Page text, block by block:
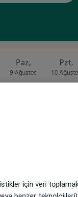
Paz,
9 Ağustos
Pzt,
10
için veri